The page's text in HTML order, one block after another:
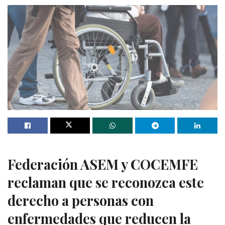
Federación ASEM y COCEMFE
reclaman que se reconozca este
derecho a personas con
enfermedades que reducen la